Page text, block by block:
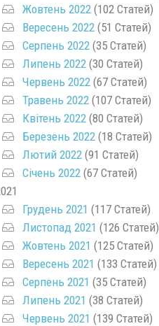
Жовтень 2022(102 Статей)
Вересень 2022(51 Статей)
Серпень 2022(35 Статей)
Липень 2022(30 Статей)
Червень 2022(67 Статей)
Травень 2022(107 Статей)
Квітень 2022(80 Статей)
Березень 2022(18 Статей)
Лютий 2022(91 Статей)
Січень 2022(67 Статей)
Грудень 2021 (117 Статей)
Листопад 2021 (126 Статей)
Жовтень 2021 (125 Статей)
Вересень 2021 (133 Статей)
Серпень 2021 (35 Статей)
Липень 2021 (38 Статей)
Червень 2021 (139 Статей)